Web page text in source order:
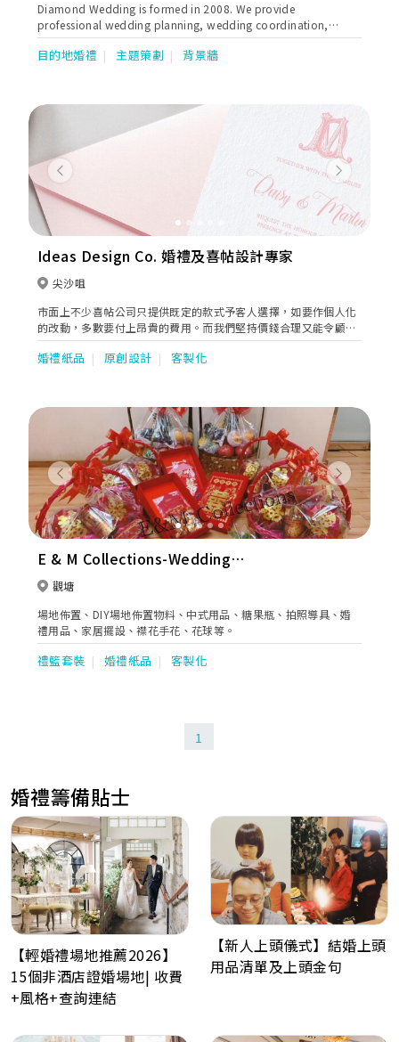
Diamond Wedding is formed in 2008. We provide
professional wedding planning, wedding coordination,
wedding venue decoration, Wedding master of ceremonies
(MC), and wedding-relevant services. We aim to make brides’
目的地婚禮 主題策劃 背景牆
Previous Next
Ideas Design Co. 婚禮及喜帖設計專家
尖沙咀
市面上不少喜帖公司只提供既定的款式予客人選擇，如要作個人化
的改動，多數要付上昂貴的費用。而我們堅持價錢合理又能令顧客
稱心的理念，這十年來為不少客戶製作了美麗、合心意又獨特的喜
帖和賀卡。顧客想要任何效果，我們都會盡力完成，而且最重要能
婚禮紙品 原創設計 客製化
Previous Next
E & M Collections-Wedding
Decoration & Accessories
觀塘
場地佈置、DIY場地佈置物料、中式用品、糖果瓶、拍照導具、婚
禮用品、家居擺設、襟花手花、花球等。
禮籃套裝 婚禮紙品 客製化
1
婚禮籌備貼士
【輕婚禮場地推薦2026】
15個非酒店證婚場地| 收費
+風格+查詢連結
【新人上頭儀式】結婚上頭
用品清單及上頭金句